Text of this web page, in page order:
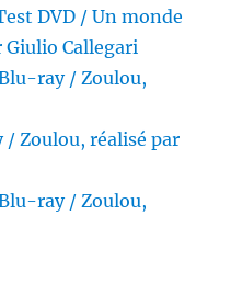
DVD / Un monde
Callegari
ray / Zoulou,
Zoulou, réalisé par
ray / Zoulou,